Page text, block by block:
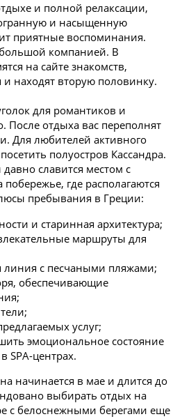
и полной релаксации,
и насыщенную
приятные воспоминания.
компанией. В
на сайте знакомств,
и находят вторую половинку.
для романтиков и
После отдыха вас переполнят
Для любителей активного
полуостров Кассандра.
славится местом с
где располагаются
пребывания в Греции:
и старинная архитектура;
маршруты для
линия с песчаными пляжами;
обеспечивающие
услуг;
эмоциональное состояние
SPA-центрах.
начинается в мае и длится до
выбирать отдых на
с белоснежными берегами еще